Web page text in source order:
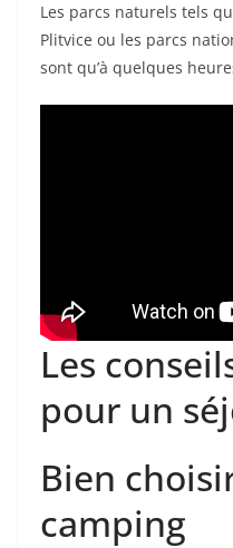
Les parcs naturels tels
Plitvice ou les parcs
sont qu’à quelques
Les
pour un
Bien
camping